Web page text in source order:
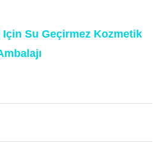
Su Geçirmez Kozmetik